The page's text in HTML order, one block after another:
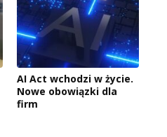
AI Act wchodzi w życie.
Nowe obowiązki dla
firm